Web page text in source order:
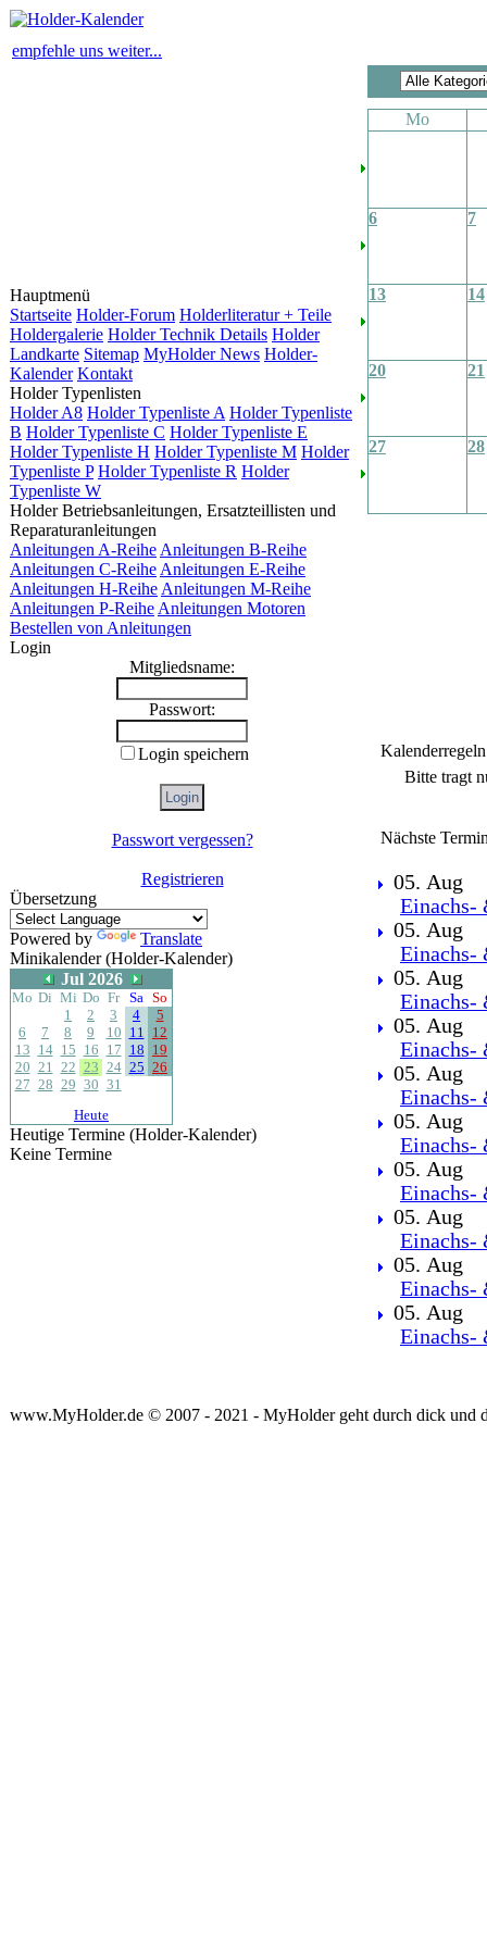
empfehle uns weiter...
Hauptmenü
Startseite Holder-Forum Holderliteratur + Teile
Holdergalerie Holder Technik Details Holder
Landkarte Sitemap MyHolder News Holder-
Kalender Kontakt
Holder Typenlisten
Holder A8 Holder Typenliste A Holder Typenliste
B Holder Typenliste C Holder Typenliste E
Holder Typenliste H Holder Typenliste M Holder
Typenliste P Holder Typenliste R Holder
Typenliste W
Holder Betriebsanleitungen, Ersatzteillisten und
Reparaturanleitungen
Anleitungen A-Reihe Anleitungen B-Reihe
Anleitungen C-Reihe Anleitungen E-Reihe
Anleitungen H-Reihe Anleitungen M-Reihe
Anleitungen P-Reihe Anleitungen Motoren
Bestellen von Anleitungen
Login
Mitgliedsname:
Passwort:
Login speichern
Passwort vergessen?
Registrieren
Übersetzung
Powered by
Translate
Minikalender (Holder-Kalender)
Jul 2026
Mo Di Mi Do Fr Sa So
1
2 3 4
5
6
7 8 9 10 11 12
13 14 15 16 17 18 19
20 21 22 23 24 25 26
27 28 29 30 31
Heute
Heutige Termine (Holder-Kalender)
Keine Termine
Mo
6 7
13 14
20 21
27 28
Kalenderregeln
Bitte tragt
Nächste
05. Aug
Einachs-
05. Aug
Einachs-
05. Aug
Einachs-
05. Aug
Einachs-
05. Aug
Einachs-
05. Aug
Einachs-
05. Aug
Einachs-
05. Aug
Einachs-
05. Aug
Einachs-
05. Aug
Einachs-
www.MyHolder.de © 2007 - 2021 - MyHolder geht durch dick und